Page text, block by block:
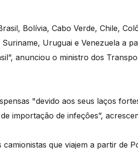
Bolívia, Cabo Verde, Chile,
Uruguai e Venezuela a
anunciou o ministro dos
"devido aos seus laços
importação de infeções”,
que viajem a partir de